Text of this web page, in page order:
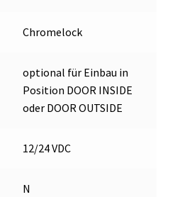
Chromelock
optional für Einbau in
Position DOOR INSIDE
oder DOOR OUTSIDE
12/24 VDC
N